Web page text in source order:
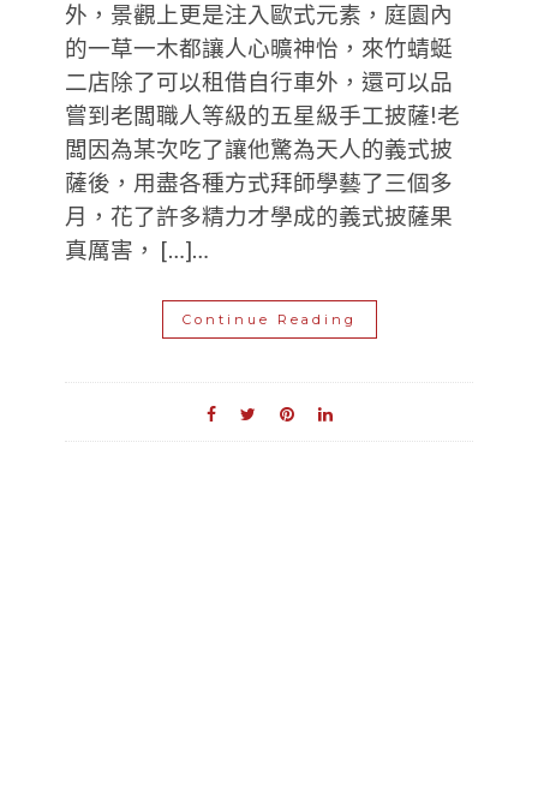
外，景觀上更是注入歐式元素，庭園內
的一草一木都讓人心曠神怡，來竹蜻蜓
二店除了可以租借自行車外，還可以品
嘗到老闆職人等級的五星級手工披薩!老
闆因為某次吃了讓他驚為天人的義式披
薩後，用盡各種方式拜師學藝了三個多
月，花了許多精力才學成的義式披薩果
真厲害， […]…
Continue Reading